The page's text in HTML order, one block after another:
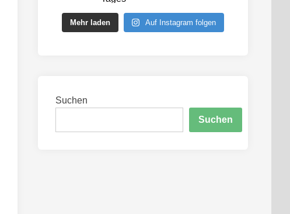
Mehr laden Auf Instagram folgen
Suchen
Suchen